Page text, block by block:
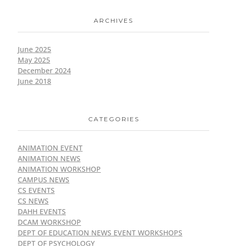
ARCHIVES
June 2025
May 2025
December 2024
June 2018
CATEGORIES
ANIMATION EVENT
ANIMATION NEWS
ANIMATION WORKSHOP
CAMPUS NEWS
CS EVENTS
CS NEWS
DAHH EVENTS
DCAM WORKSHOP
DEPT OF EDUCATION NEWS EVENT WORKSHOPS
DEPT OF PSYCHOLOGY